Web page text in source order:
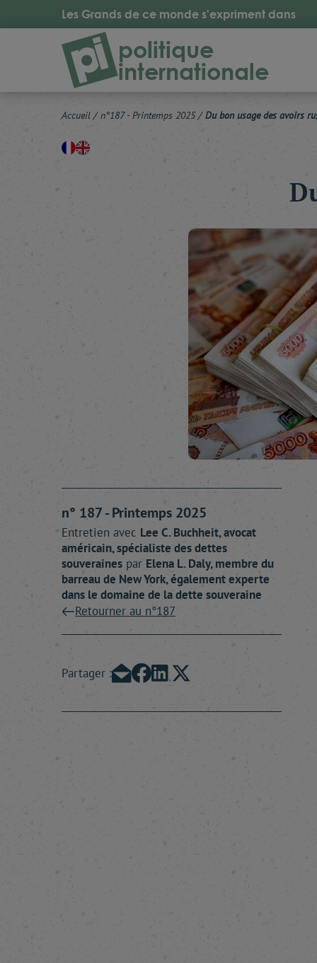
Les Grands de ce monde s'expriment dans
politique
internationale
Accueil / n°187 - Printemps 2025/ Du bon usage des avoirs
n° 187 - Printemps 2025
Entretien avec Lee C.Buchheit, avocat
américain, spécialiste des dettes
souveraines par Elena L.Daly, membre du
barreau de New York, également experte
dans le domaine de la dette souveraine
Retourner au n°187
Partager :